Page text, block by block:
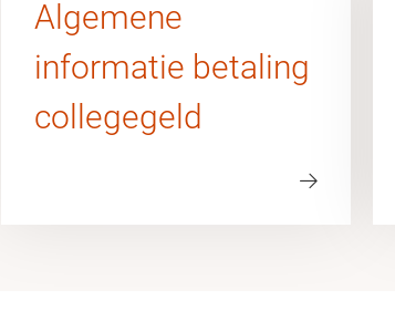
Algemene
informatie betaling
collegegeld